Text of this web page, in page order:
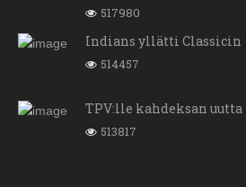
517980
Indians yllätti Classicin
514457
TPV:lle kahdeksan
513817